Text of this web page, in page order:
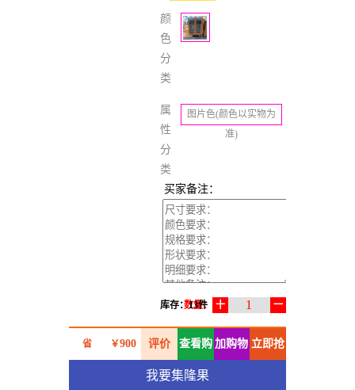
颜
色
分
类
属
性
分
类
图片色(颜色以实物为
准)
买家备注：
一
1
十
数量：
库存：13件
立即抢
加购物
查看购
物车
评价
￥900
省
我要集隆果